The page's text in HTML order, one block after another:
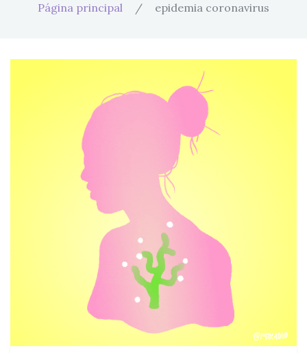
Página principal / epidemia coronavirus